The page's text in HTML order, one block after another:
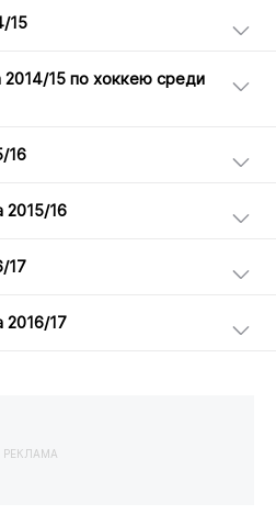
15
15 по хоккею среди
16
2015/16
17
2016/17
РЕКЛАМА